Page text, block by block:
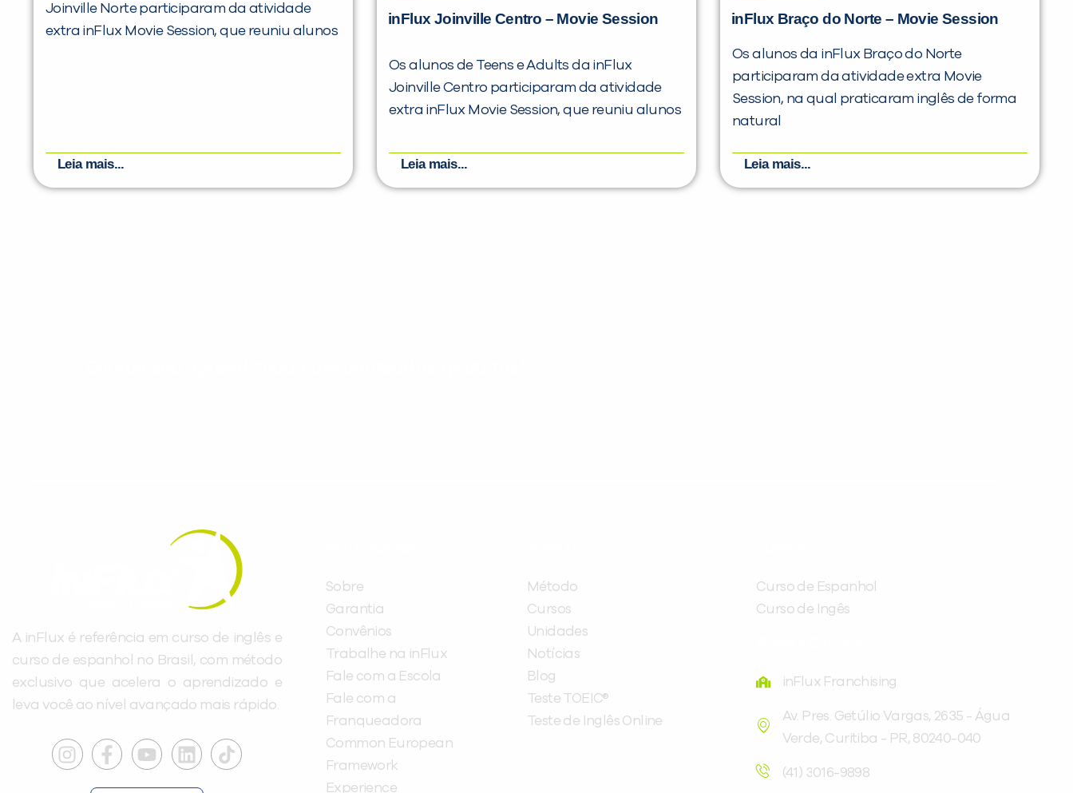
Joinville Norte participaram da atividade
extra inFlux Movie Session, que reuniu alunos
Leia mais...
inFlux Joinville Centro – Movie Session
Os alunos de Teens e Adults da inFlux
Joinville Centro participaram da atividade
extra inFlux Movie Session, que reuniu alunos
Leia mais...
inFlux Braço do Norte – Movie Session
Os alunos da inFlux Braço do Norte
participaram da atividade extra Movie
Session, na qual praticaram inglês de forma
natural
Leia mais...
A inFlux é referência em curso de inglês e
curso de espanhol no Brasil, com método
exclusivo que acelera o aprendizado e
leva você ao nível avançado mais rápido.
Sobre
Garantia
Convênios
Trabalhe na inFlux
Fale com a Escola
Fale com a
Franqueadora
Common European
Framework
Experience
Método
Cursos
Unidades
Notícias
Blog
Teste TOEIC®
Teste de Inglês Online
Curso de Espanhol
Curso de Ingês
inFlux Franchising
Av. Pres. Getúlio Vargas, 2635 - Água
Verde, Curitiba - PR, 80240-040
(41) 3016-9898
PEÇA UMA DEMONSTRAÇÃO DE MÉTODO
Você é aluno inFlux?
Sim